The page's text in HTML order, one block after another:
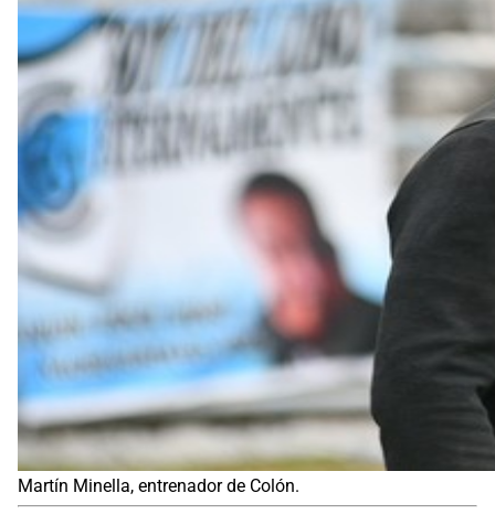
Martín Minella, entrenador de Colón.